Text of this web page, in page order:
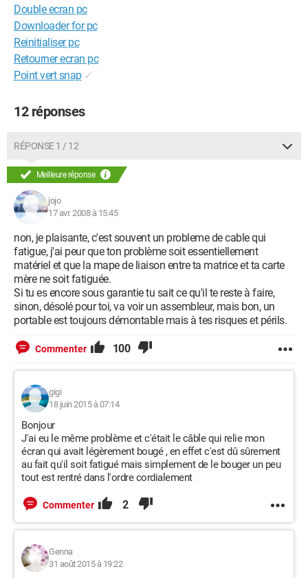
Configuration: Windows XP Internet Explorer 7.0
Double ecran pc
Downloader for pc
Reinitialiser pc
Retourner ecran pc
Point vert snap ✓
12 réponses
RÉPONSE 1 / 12
Meilleure réponse
jojo
17 avr. 2008 à 15:45
non, je plaisante, c'est souvent un probleme de cable qui
fatigue, j'ai peur que ton problème soit essentiellement
matériel et que la mape de liaison entre ta matrice et ta carte
mère ne soit fatiguée.
Si tu es encore sous garantie tu sait ce qu'il te reste à faire,
sinon, désolé pour toi, va voir un assembleur, mais bon, un
portable est toujours démontable mais à tes risques et périls.
Commenter 100
gigi
18 juin 2015 à 07:14
Bonjour
J'ai eu le même problème et c'était le câble qui relie mon
écran qui avait légèrement bougé , en effet c'est dû sûrement
au fait qu'il soit fatigué mais simplement de le bouger un peu
tout est rentré dans l'ordre cordialement
Commenter 2
Genna
31 août 2015 à 19:22